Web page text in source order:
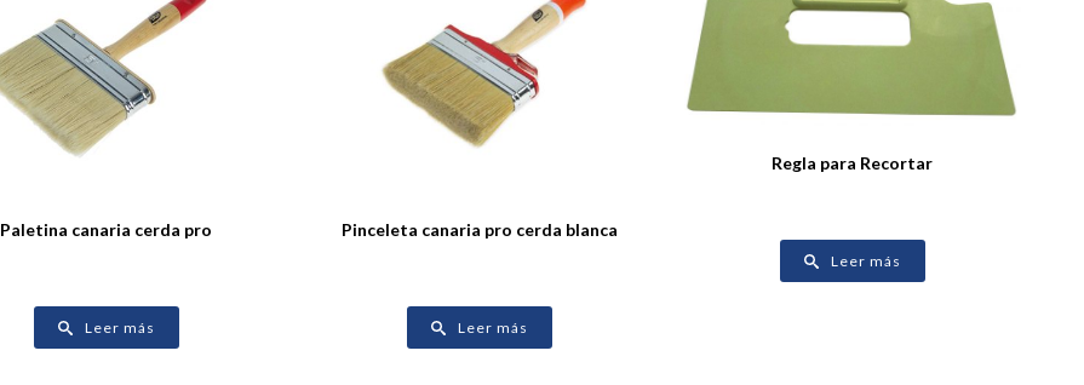
Paletina canaria cerda pro
Leer más
Pinceleta canaria pro cerda blanca
Leer más
Regla para Recortar
Leer más